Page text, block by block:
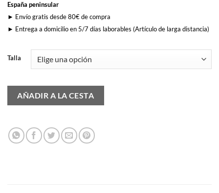
España peninsular
► Envío gratis desde 80€ de compra
► Entrega a domicilio en 5/7 días laborables (Artículo de larga distancia)
Talla
AÑADIR A LA CESTA